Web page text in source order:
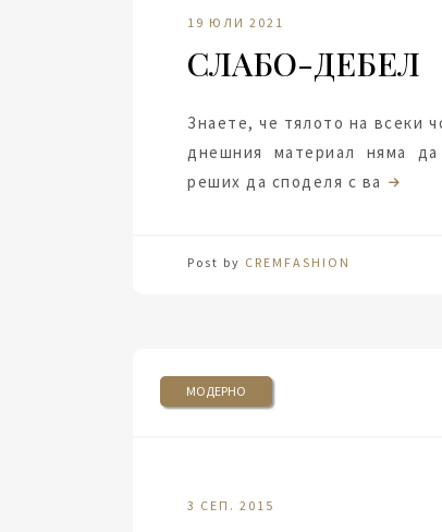
19 ЮЛИ 2021
СЛАБО-ДЕБЕЛ
Знаете, че тялото на всеки
днешния материал няма
реших да споделя с ва
Post by CREMFASHION
МОДЕРНО
3 СЕП. 2015